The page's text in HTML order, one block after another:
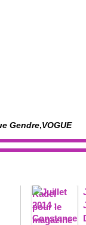
Gendre,VOGUE